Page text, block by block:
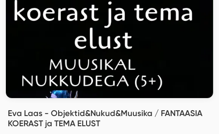
Eva Laas - Objektid&Nukud&Muusika / FANTAASIA
KOERAST ja TEMA ELUST